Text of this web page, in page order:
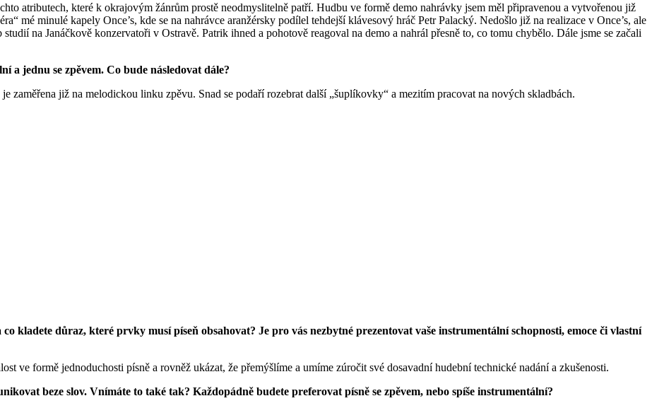
atributech, které k okrajovým žánrům prostě neodmyslitelně patří. Hudbu ve formě demo nahrávky jsem měl připravenou a vytvořenou již
mé minulé kapely Once’s, kde se na nahrávce aranžérsky podílel tehdejší klávesový hráč Petr Palacký. Nedošlo již na realizace v Once’s, ale
na Janáčkově konzervatoři v Ostravě. Patrik ihned a pohotově reagoval na demo a nahrál přesně to, co tomu chybělo. Dále jsme se začali
a jednu se zpěvem. Co bude následovat dále?
zaměřena již na melodickou linku zpěvu. Snad se podaří rozebrat další „šuplíkovky“ a mezitím pracovat na nových skladbách.
kladete důraz, které prvky musí píseň obsahovat? Je pro vás nezbytné prezentovat vaše instrumentální schopnosti, emoce či vlastní
ve formě jednoduchosti písně a rovněž ukázat, že přemýšlíme a umíme zúročit své dosavadní hudební technické nadání a zkušenosti.
beze slov. Vnímáte to také tak? Každopádně budete preferovat písně se zpěvem, nebo spíše instrumentální?